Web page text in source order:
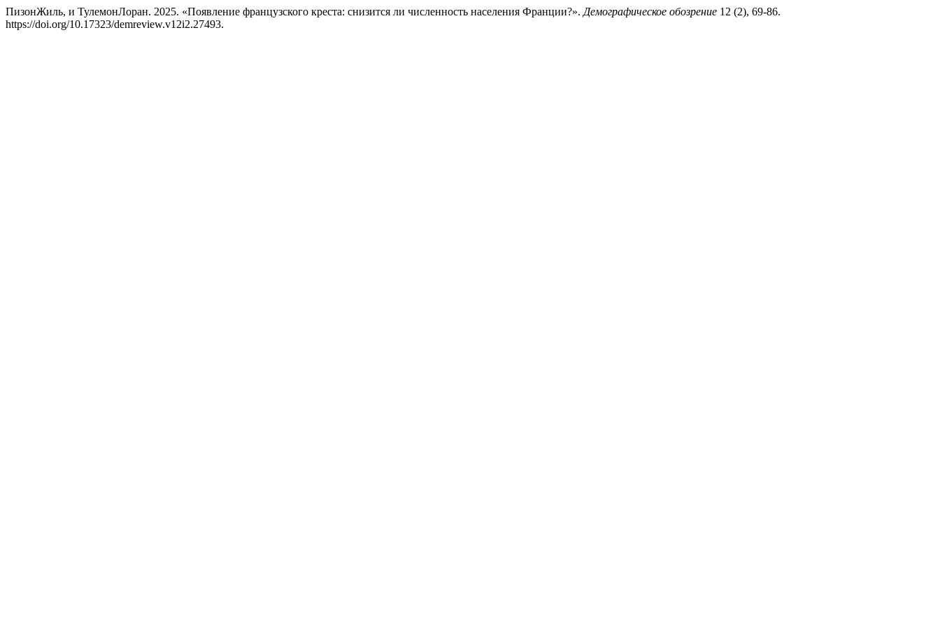
ПизонЖиль, и ТулемонЛоран. 2025. «Появление французского креста: снизится ли численность населения Франции?». Демографическое обозрение 12 (2), 69-86.
https://doi.org/10.17323/demreview.v12i2.27493.